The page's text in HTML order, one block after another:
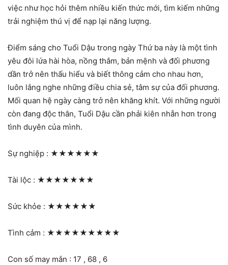
việc như học hỏi thêm nhiều kiến thức mới, tìm kiếm những
trải nghiệm thú vị để nạp lại năng lượng.
Điểm sáng cho Tuổi Dậu trong ngày Thứ ba này là một tình
yêu đôi lứa hài hòa, nồng thắm, bản mệnh và đối phương
dần trở nên thấu hiểu và biết thông cảm cho nhau hơn,
luôn lắng nghe những điều chia sẻ, tâm sự của đối phương.
Mối quan hệ ngày càng trở nên khăng khít. Với những người
còn đang độc thân, Tuổi Dậu cần phải kiên nhẫn hơn trong
tình duyên của mình.
Sự nghiệp : ★★★★★★
Tài lộc : ★★★★★★★
Sức khỏe : ★★★★★★
Tình cảm : ★★★★★★★★★
Con số may mắn : 17 , 68 , 6